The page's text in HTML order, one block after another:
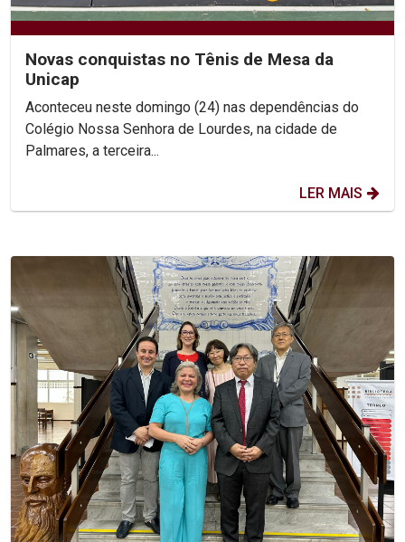
Novas conquistas no Tênis de Mesa da
Unicap
Aconteceu neste domingo (24) nas dependências do
Colégio Nossa Senhora de Lourdes, na cidade de
Palmares, a terceira...
LER MAIS